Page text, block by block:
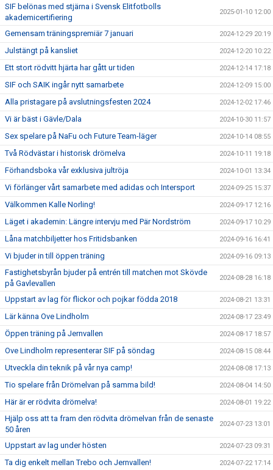
SIF belönas med stjärna i Svensk Elitfotbolls
akademicertifiering
2025-01-10 12:00
Gemensam träningspremiär 7 januari 2024-12-29 20:19
Julstängt på kansliet 2024-12-20 10:22
Ett stort rödvitt hjärta har gått ur tiden 2024-12-14 17:18
SIF och SAIK ingår nytt samarbete 2024-12-09 15:00
Alla pristagare på avslutningsfesten 2024 2024-12-02 17:46
Vi är bäst i Gävle/Dala 2024-10-30 11:57
Sex spelare på NaFu och Future Team-läger 2024-10-14 08:55
Två Rödvästar i historisk drömelva 2024-10-11 19:18
Förhandsboka vår exklusiva jultröja 2024-10-01 13:34
Vi förlänger vårt samarbete med adidas och Intersport 2024-09-25 15:37
Välkommen Kalle Norling! 2024-09-17 12:16
Läget i akademin: Längre intervju med Pär Nordström 2024-09-17 10:29
Låna matchbiljetter hos Fritidsbanken 2024-09-16 16:41
Vi bjuder in till öppen träning 2024-09-16 09:13
Fastighetsbyrån bjuder på entrén till matchen mot Skövde
på Gavlevallen
2024-08-28 16:18
Uppstart av lag för flickor och pojkar födda 2018 2024-08-21 13:31
Lär känna Ove Lindholm 2024-08-17 23:49
Öppen träning på Jernvallen 2024-08-17 18:57
Ove Lindholm representerar SIF på söndag 2024-08-15 08:44
Utveckla din teknik på vår nya camp! 2024-08-08 17:13
Tio spelare från Drömelvan på samma bild! 2024-08-04 14:50
Här är er rödvita drömelva! 2024-08-01 19:22
Hjälp oss att ta fram den rödvita drömelvan från de senaste
50 åren
2024-07-23 13:01
Uppstart av lag under hösten 2024-07-23 09:31
Ta dig enkelt mellan Trebo och Jernvallen! 2024-07-22 17:14